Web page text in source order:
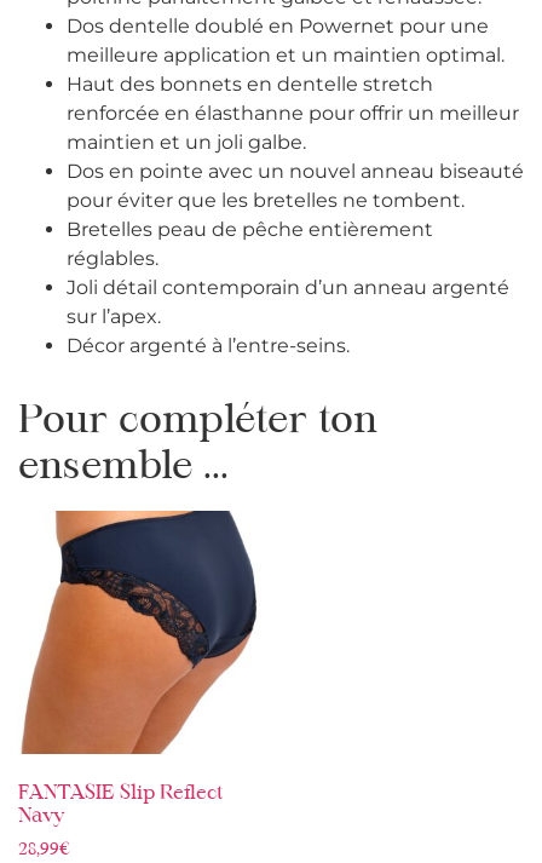
Dos dentelle doublé en Powernet pour une
meilleure application et un maintien optimal.
Haut des bonnets en dentelle stretch
renforcée en élasthanne pour offrir un meilleur
maintien et un joli galbe.
Dos en pointe avec un nouvel anneau biseauté
pour éviter que les bretelles ne tombent.
Bretelles peau de pêche entièrement
réglables.
Joli détail contemporain d’un anneau argenté
sur l’apex.
Décor argenté à l’entre-seins.
Pour compléter ton
ensemble ...
FANTASIE Slip Reflect
Navy
28,99€